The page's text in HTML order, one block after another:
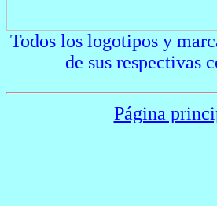
Todos los logotipos y
de sus respectivas
Página